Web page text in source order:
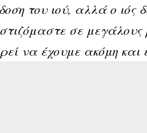
του ιού, αλλά ο ιός
σε
να έχουμε ακόμη και